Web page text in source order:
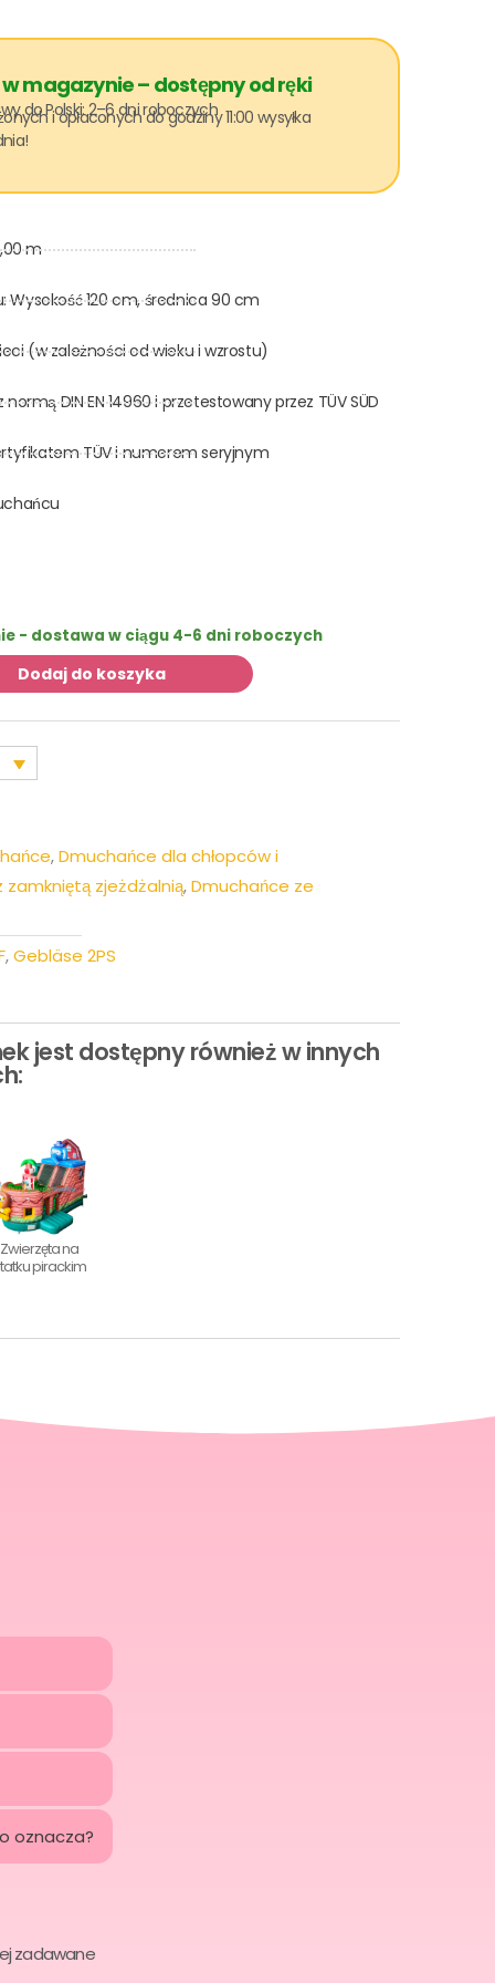
magazynie – dostępny od ręki
do Polski: 2–6 dni roboczych
i opłaconych do godziny 11:00 wysyłka
m
Wysokość 120 cm, średnica 90 cm
(w zależności od wieku i wzrostu)
DIN EN 14960 i przetestowany przez TÜV SÜD
TÜV i numerem seryjnym
- dostawa w ciągu 4-6 dni roboczych
Dodaj do koszyka
,Dmuchańce dla chłopców i
zamkniętą zjeżdżalnią,Dmuchańce ze
,Gebläse 2PS
jest dostępny również w innych
Zwierzęta na
pirackim
oznacza?
zadawane